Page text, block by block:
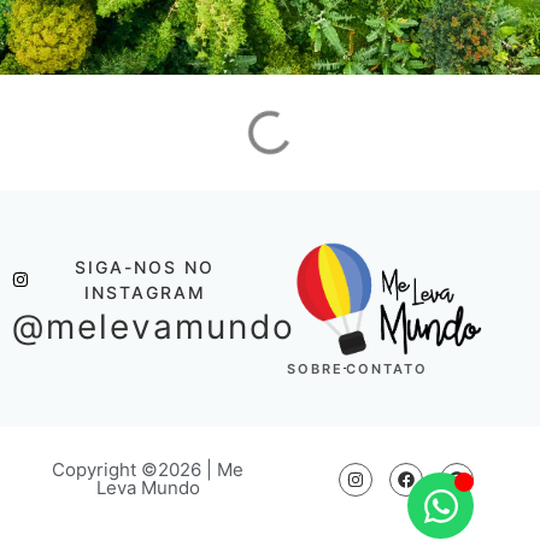
SIGA-NOS NO
INSTAGRAM
@melevamundo
SOBRE CONTATO
Copyright ©2026 | Me
Leva Mundo